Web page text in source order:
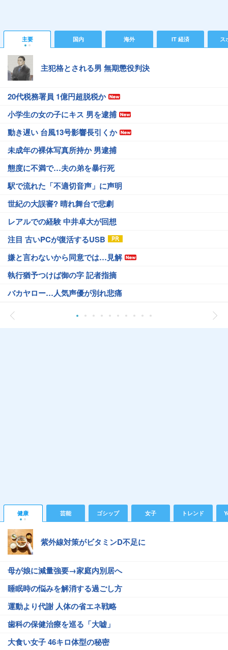
主要 国内 海外 IT 経済 ス
主犯格とされる男 無期懲役判決
20代税務署員 1億円超脱税か
小学生の女の子にキス 男を逮捕
動き遅い 台風13号影響長引くか
未成年の裸体写真所持か 男逮捕
態度に不満で…夫の弟を暴行死
駅で流れた「不適切音声」に声明
世紀の大誤審? 晴れ舞台で悲劇
レアルでの経験 中井卓大が回想
注目 古いPCが復活するUSB
嫌と言わないから同意では…見解
執行猶予つけば御の字 記者指摘
バカヤロー…人気声優が別れ悲痛
健康 芸能 ゴシップ 女子 トレンド
紫外線対策がビタミンD不足に
母が娘に減量強要→家庭内別居へ
睡眠時の悩みを解消する過ごし方
運動より代謝 人体の省エネ戦略
歯科の保健治療を巡る「大嘘」
大食い女子 46キロ体型の秘密